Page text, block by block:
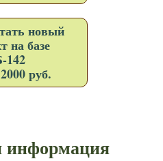
новый
на базе
142
руб.
информация